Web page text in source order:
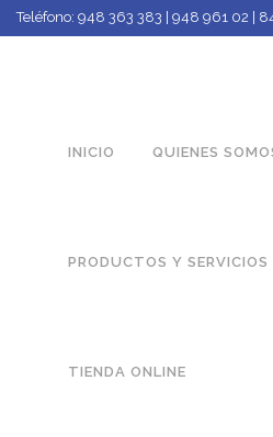
Teléfono: 948 363 383 | 948 961 02 |
INICIO QUIENES
PRODUCTOS Y SERVICIOS
TIENDA ONLINE